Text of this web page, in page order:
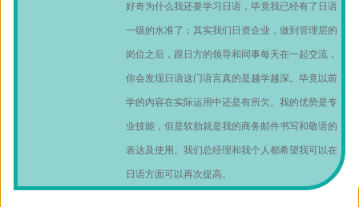
好奇为什么我还要学习日语，毕竟我已经有了日语
一级的水准了；其实我们日资企业，做到管理层的
岗位之后，跟日方的领导和同事每天在一起交流，
你会发现日语这门语言真的是越学越深。毕竟以前
学的内容在实际运用中还是有所欠。我的优势是专
业技能，但是软肋就是我的商务邮件书写和敬语的
表达及使用。我们总经理和我个人都希望我可以在
日语方面可以再次提高。